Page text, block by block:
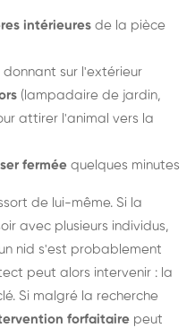
intérieures de la pièce
donnant sur l'extérieur
(lampadaire de jardin,
attirer l'animal vers la
fermée quelques minutes
de lui-même. Si la
avec plusieurs individus,
nid s'est probablement
peut alors intervenir : la
Si malgré la recherche
forfaitaire peut